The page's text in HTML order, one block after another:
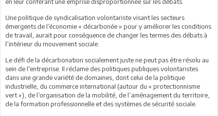
Une politique de syndicalisation volontariste visant les secteurs
émergents de l’économie « décarbonée » pour y améliorer les conditions
de travail, aurait pour conséquence de changer les termes des débats à
l’intérieur du mouvement sociale.
Le défi de la décarbonation socialement juste ne peut pas être résolu au
sein de l’entreprise. Il réclame des politiques publiques volontaristes
dans une grande variété de domaines, dont celui de la politique
industrielle, du commerce international (autour du « protectionnisme
vert »), de l’organisation de la mobilité, de l’aménagement du territoire,
de la formation professionnelle et des systèmes de sécurité sociale.